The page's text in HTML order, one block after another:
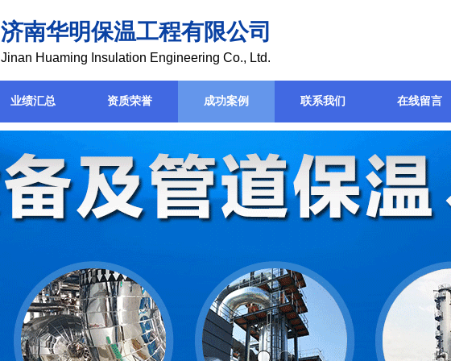
济南华明保温工程有限公司
Jinan Huaming Insulation Engineering Co., Ltd.
业绩汇总 资质荣誉 成功案例 联系我们 在线留言